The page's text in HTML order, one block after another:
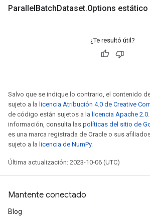
ParallelBatchDataset.Options estático
¿Te resultó útil?
Salvo que se indique lo contrario, el contenido
sujeto a la licencia Atribución 4.0 de Creative
de código están sujetos a la licencia Apache 2.0
información, consulta las políticas del sitio de
es una marca registrada de Oracle o sus
sujeto a la licencia de NumPy.
Última actualización: 2023-10-06 (UTC)
Mantente conectado
Blog